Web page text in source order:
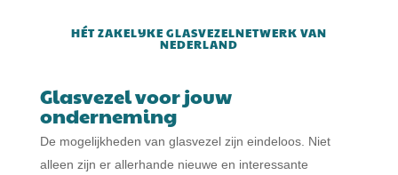
HÉT ZAKELIJKE GLASVEZELNETWERK VAN
NEDERLAND
Glasvezel voor jouw
onderneming
De mogelijkheden van glasvezel zijn eindeloos. Niet
alleen zijn er allerhande nieuwe en interessante